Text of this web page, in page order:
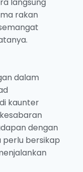
langsung
rakan
dalam
kaunter
dengan
bersikap